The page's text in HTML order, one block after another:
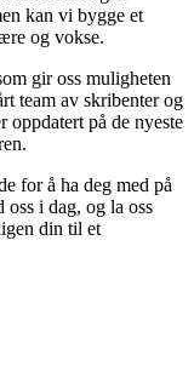
kan vi bygge et
og vokse.
gir oss muligheten
team av skribenter og
oppdatert på de nyeste
for å ha deg med på
oss i dag, og la oss
din til et